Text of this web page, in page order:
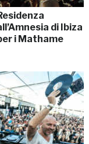
di Ibiza
i Mathame